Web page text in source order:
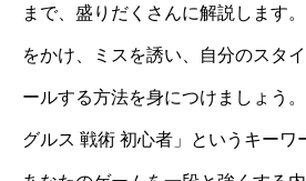
まで、盛りだくさんに解説します
をかけ、ミスを誘い、自分のスタ
ールする方法を身につけましょう
グルス 戦術 初心者」というキーワ